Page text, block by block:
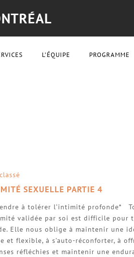
L’ÉQUIPE PROGRAMME
SEXUELLE PARTIE 4
à tolérer l’intimité profonde*
validée par soi est difficile pour
Elle nous oblige à maintenir une
et flexible, à s’auto-réconforter, à
réfléchies et maintenir une